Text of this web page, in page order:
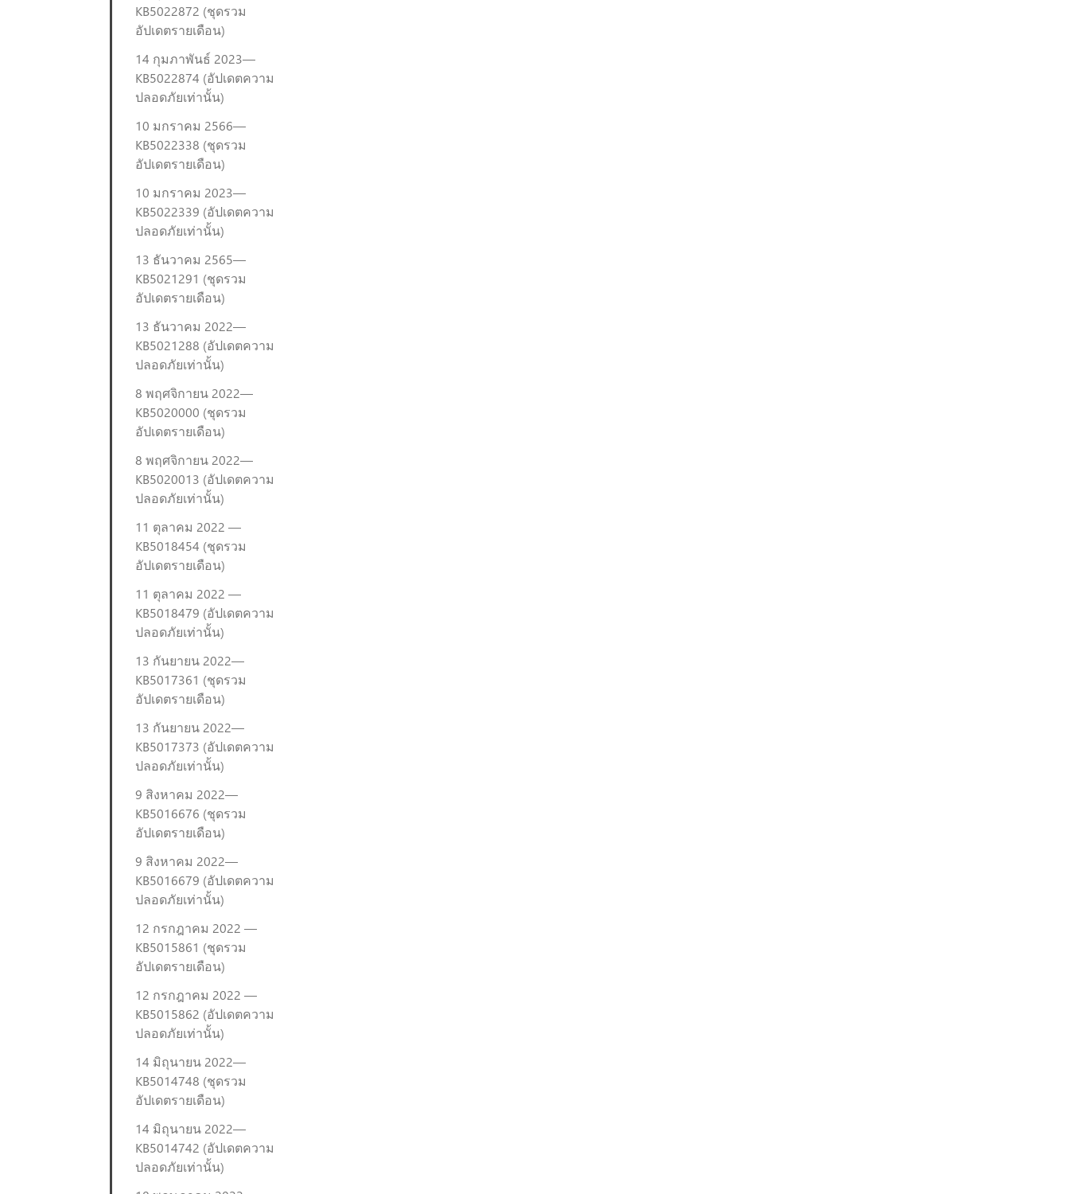
KB5022872 (ชุดรวม
อัปเดตรายเดือน)
14 กุมภาพันธ์ 2023—
KB5022874 (อัปเดตความ
ปลอดภัยเท่านั้น)
10 มกราคม 2566—
KB5022338 (ชุดรวม
อัปเดตรายเดือน)
10 มกราคม 2023—
KB5022339 (อัปเดตความ
ปลอดภัยเท่านั้น)
13 ธันวาคม 2565—
KB5021291 (ชุดรวม
อัปเดตรายเดือน)
13 ธันวาคม 2022—
KB5021288 (อัปเดตความ
ปลอดภัยเท่านั้น)
8 พฤศจิกายน 2022—
KB5020000 (ชุดรวม
อัปเดตรายเดือน)
8 พฤศจิกายน 2022—
KB5020013 (อัปเดตความ
ปลอดภัยเท่านั้น)
11 ตุลาคม 2022 —
KB5018454 (ชุดรวม
อัปเดตรายเดือน)
11 ตุลาคม 2022 —
KB5018479 (อัปเดตความ
ปลอดภัยเท่านั้น)
13 กันยายน 2022—
KB5017361 (ชุดรวม
อัปเดตรายเดือน)
13 กันยายน 2022—
KB5017373 (อัปเดตความ
ปลอดภัยเท่านั้น)
9 สิงหาคม 2022—
KB5016676 (ชุดรวม
อัปเดตรายเดือน)
9 สิงหาคม 2022—
KB5016679 (อัปเดตความ
ปลอดภัยเท่านั้น)
12 กรกฎาคม 2022 —
KB5015861 (ชุดรวม
อัปเดตรายเดือน)
12 กรกฎาคม 2022 —
KB5015862 (อัปเดตความ
ปลอดภัยเท่านั้น)
14 มิถุนายน 2022—
KB5014748 (ชุดรวม
อัปเดตรายเดือน)
14 มิถุนายน 2022—
KB5014742 (อัปเดตความ
ปลอดภัยเท่านั้น)